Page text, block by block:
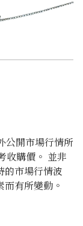
公開市場行情所
收購價。 並非
的市場行情波
有所變動。